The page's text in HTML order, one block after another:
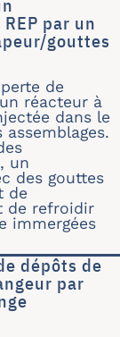
par un
gouttes
de
réacteur à
dans le
un
des gouttes
de
de refroidir
immergées
dépôts de
par